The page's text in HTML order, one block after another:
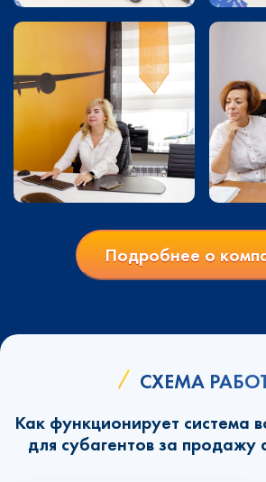
Подробнее о
СХЕМА
Как функционирует система
для субагентов за продажу